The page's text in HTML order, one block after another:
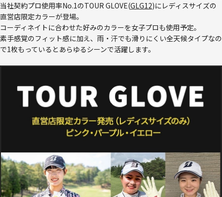
当社契約プロ使用率No.1のTOUR GLOVE(GLG12)にレディスサイズの
直営店限定カラーが登場。
コーディネイトに合わせた好みのカラーを女子プロも使用予定。
素手感覚のフィット感に加え、雨・汗でも滑りにくい全天候タイプなの
で1枚もっているとあらゆるシーンで活躍します。